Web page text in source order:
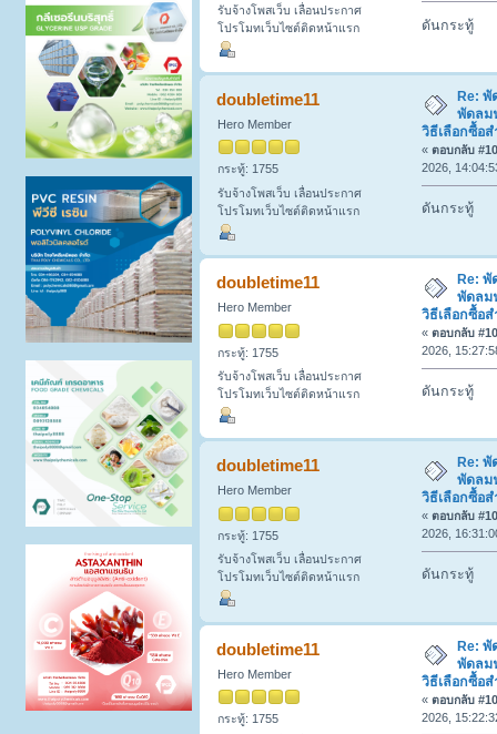
รับจ้างโพสเว็บ เลื่อนประกาศ
โปรโมทเว็บไซต์ติดหน้าแรก
ดันกระทู้
doubletime11
Hero Member
กระทู้: 1755
รับจ้างโพสเว็บ เลื่อนประกาศ
โปรโมทเว็บไซต์ติดหน้าแรก
Re:
พัดลม
วิธีเลือกซื้อ
« ตอบกลับ
2026,
ดันกระทู้
doubletime11
Hero Member
กระทู้: 1755
รับจ้างโพสเว็บ เลื่อนประกาศ
โปรโมทเว็บไซต์ติดหน้าแรก
Re:
พัดลม
วิธีเลือกซื้อ
« ตอบกลับ
2026,
ดันกระทู้
doubletime11
Hero Member
กระทู้: 1755
รับจ้างโพสเว็บ เลื่อนประกาศ
โปรโมทเว็บไซต์ติดหน้าแรก
Re:
พัดลม
วิธีเลือกซื้อ
« ตอบกลับ
2026,
ดันกระทู้
doubletime11
Hero Member
กระทู้: 1755
Re: พั
พัดลม
วิธีเลือกซื้อ
« ตอบกลับ
2026,